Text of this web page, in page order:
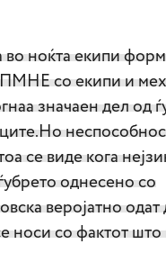
во ноќта екипи
со екипи и
значаен дел од
се виде кога
однесено со
веројатно одат
носи со фактот